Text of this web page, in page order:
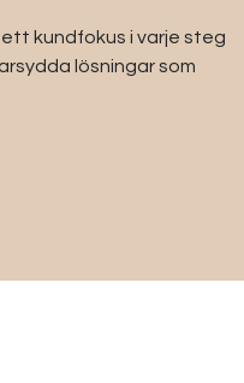
kundfokus i varje steg
lösningar som